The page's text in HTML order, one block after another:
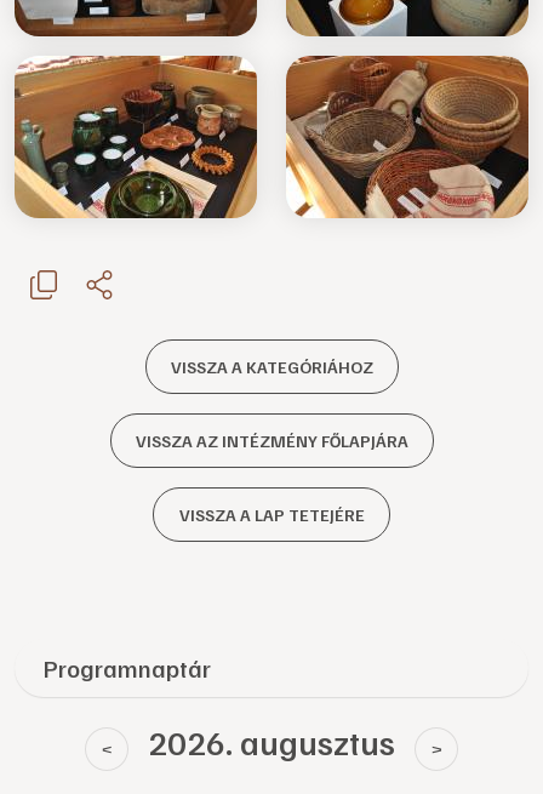
VISSZA A KATEGÓRIÁHOZ
VISSZA AZ INTÉZMÉNY FŐLAPJÁRA
VISSZA A LAP TETEJÉRE
Programnaptár
< 2026. augusztus >